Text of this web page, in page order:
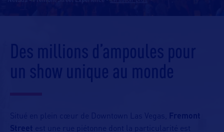
Des millions d’ampoules pour
un show unique au monde
Situé en plein cœur de Downtown Las Vegas,
Fremont
Street
est une rue piétonne dont la particularité est